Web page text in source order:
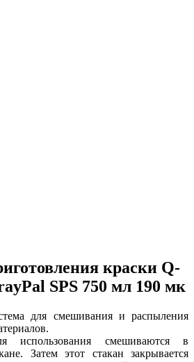
краски Q-
SPS 750 мл 190 мк
для смешивания и распыления
использования смешиваются в
Затем этот стакан закрывается